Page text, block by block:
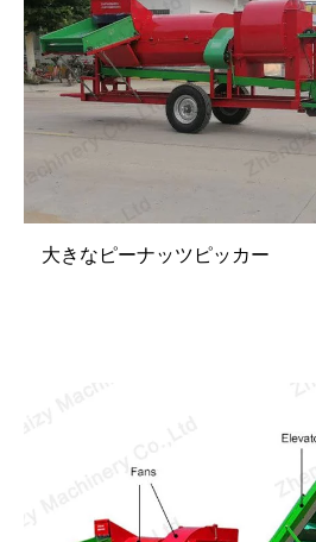
大きなピーナッツピッカー